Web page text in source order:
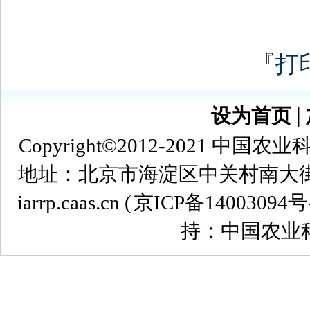
『打
设为首页
Copyright©2012-2021 中国农业
地址：北京市海淀区中关村南大
iarrp.caas.cn (京ICP备14003094
持：中国农